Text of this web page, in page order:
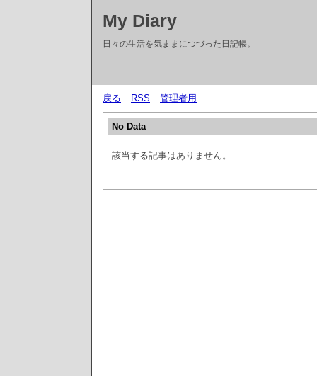
My Diary
日々の生活を気ままにつづった日記帳。
戻る RSS 管理者用
No Data
該当する記事はありません。